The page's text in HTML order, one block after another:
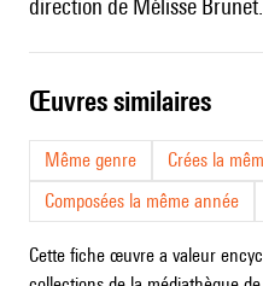
direction de Mélisse Brunet.
œuvres similaires
Même genre
Crées la
Composées la même année
Cette fiche œuvre a valeur